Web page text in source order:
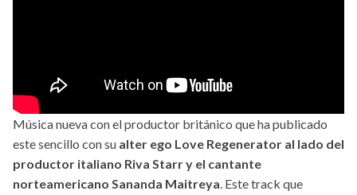
Música nueva con el productor británico que ha publicado
este sencillo con su alter ego Love Regenerator al lado del
productor italiano Riva Starr y el cantante
norteamericano Sananda Maitreya. Este track que